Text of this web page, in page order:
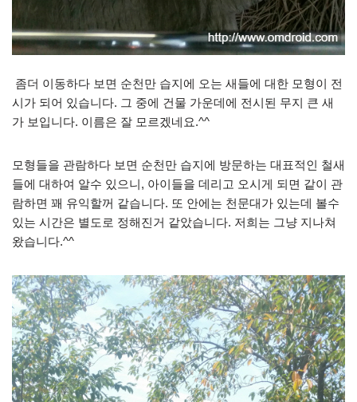
좀더 이동하다 보면 순천만 습지에 오는 새들에 대한 모형이 전
시가 되어 있습니다. 그 중에 건물 가운데에 전시된 무지 큰 새
가 보입니다. 이름은 잘 모르겠네요.^^
모형들을 관람하다 보면 순천만 습지에 방문하는 대표적인 철새
들에 대하여 알수 있으니, 아이들을 데리고 오시게 되면 같이 관
람하면 꽤 유익할꺼 같습니다. 또 안에는 천문대가 있는데 볼수
있는 시간은 별도로 정해진거 같았습니다. 저희는 그냥 지나쳐
왔습니다.^^